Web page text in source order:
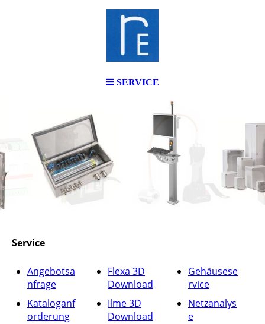
SERVICE
Service
Angebotsa
nfrage
Kataloganf
orderung
Flexa 3D
Download
Ilme 3D
Download
Gehäusese
rvice
Netzanalys
e